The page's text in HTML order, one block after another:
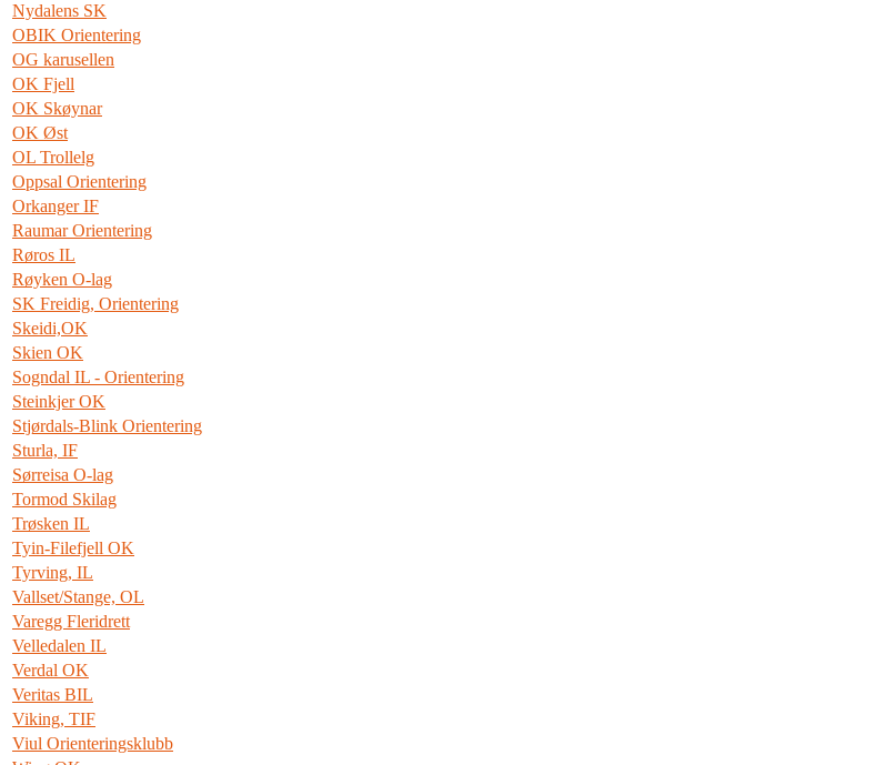
Nydalens SK
OBIK Orientering
OG karusellen
OK Fjell
OK Skøynar
OK Øst
OL Trollelg
Oppsal Orientering
Orkanger IF
Raumar Orientering
Røros IL
Røyken O-lag
SK Freidig, Orientering
Skeidi,OK
Skien OK
Sogndal IL - Orientering
Steinkjer OK
Stjørdals-Blink Orientering
Sturla, IF
Sørreisa O-lag
Tormod Skilag
Trøsken IL
Tyin-Filefjell OK
Tyrving, IL
Vallset/Stange, OL
Varegg Fleridrett
Velledalen IL
Verdal OK
Veritas BIL
Viking, TIF
Viul Orienteringsklubb